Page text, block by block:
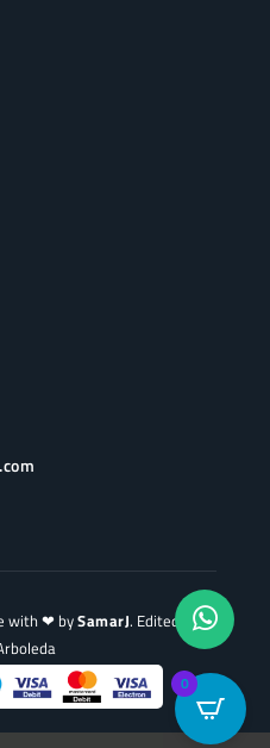
with ❤ bySamarJ. Edited by
0